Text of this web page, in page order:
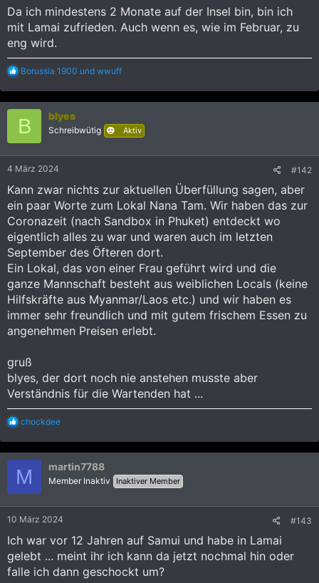
Da ich mindestens 2 Monate auf der Insel bin, bin ich
mit Lamai zufrieden. Auch wenn es, wie im Februar, zu
eng wird.
R
a
k
i
n
Borussia 1900 und wwuff
B blyes
Schreibwütig Aktiv
4 März 2024 #142
Kann zwar nichts zur aktuellen Überfüllung sagen, aber
ein paar Worte zum Lokal Nana Tam. Wir haben das zur
Coronazeit (nach Sandbox in Phuket) entdeckt wo
eigentlich alles zu war und waren auch im letzten
September des Öfteren dort.
Ein Lokal, das von einer Frau geführt wird und die
ganze Mannschaft besteht aus weiblichen Locals (keine
Hilfskräfte aus Myanmar/Laos etc.) und wir haben es
immer sehr freundlich und mit gutem frischem Essen zu
angenehmen Preisen erlebt.
gruß
blyes, der dort noch nie anstehen musste aber
Verständnis für die Wartenden hat ...
R
a
k
i
n
chockdee
M martin7788
Member Inaktiv Inaktiver Member
10 März 2024 #143
Ich war vor 12 Jahren auf Samui und habe in Lamai
gelebt ... meint ihr ich kann da jetzt nochmal hin oder
falle ich dann geschockt um?